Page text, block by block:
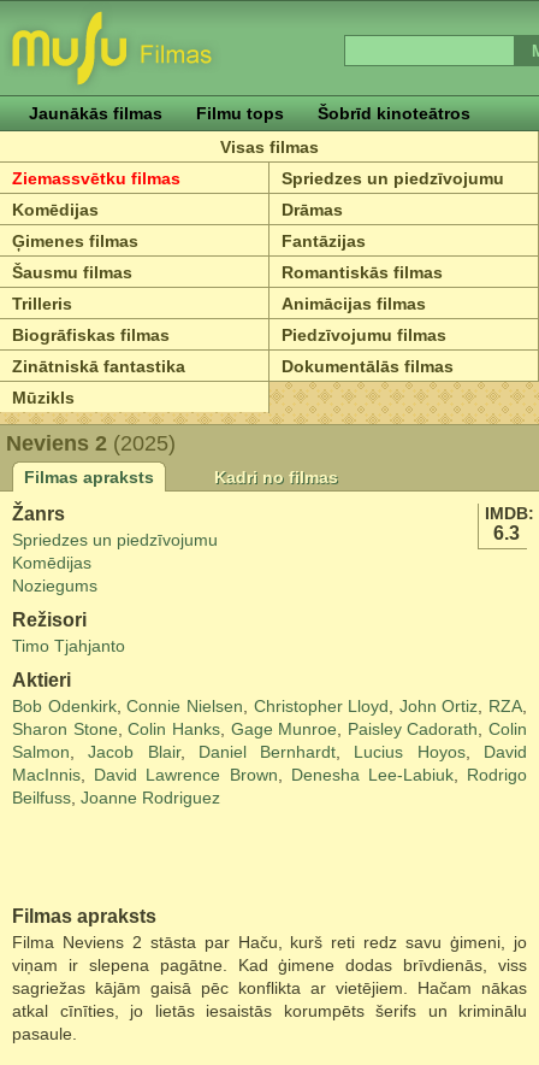
Jaunākās filmas Filmu tops
Šobrīd kinoteātros
Visas filmas
Ziemassvētku filmas
Spriedzes un piedzīvojumu
Komēdijas
Drāmas
Ģimenes filmas
Fantāzijas
Šausmu filmas
Romantiskās filmas
Trilleris
Animācijas filmas
Biogrāfiskas filmas
Piedzīvojumu filmas
Zinātniskā fantastika
Dokumentālās filmas
Mūzikls
Neviens 2 (2025)
Filmas apraksts
Kadri no filmas
IMDB:
6.3
Žanrs
Spriedzes un piedzīvojumu
Komēdijas
Noziegums
Režisori
Timo Tjahjanto
Aktieri
Bob Odenkirk,Connie Nielsen Christopher Lloyd John Ortiz RZA
Sharon Stone ,Colin Hanks, Gage Munroe Paisley Cadorath
Colin
Salmon ,Jacob Blair, Daniel Bernhardt Lucius Hoyos, David
MacInnis
David Lawrence Brown Denesha Lee-Labiuk, Rodrigo
Beilfuss Joanne Rodriguez
Filmas apraksts
Filma Neviens 2 stāsta par Haču, kurš reti redz savu ģimeni, jo
viņam ir slepena pagātne. Kad ģimene dodas brīvdienās, viss
sagriežas kājām gaisā pēc konflikta ar vietējiem. Hačam nākas
atkal cīnīties, jo lietās iesaistās korumpēts šerifs un kriminālu
pasaule.